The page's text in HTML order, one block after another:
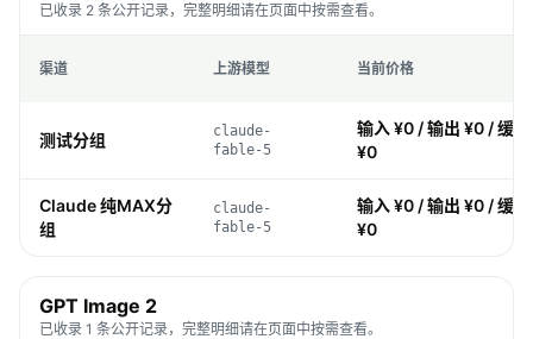
已收录 2 条公开记录，完整明细请在页面中按需查看。
渠道 上游模型 当前价格
测试分组
claude-
fable-5
输入 ¥0 / 输出 ¥0 / 缓
¥0
Claude 纯MAX分
组
claude-
fable-5
输入 ¥0 / 输出 ¥0 / 缓
¥0
GPT Image 2
已收录 1 条公开记录，完整明细请在页面中按需查看。